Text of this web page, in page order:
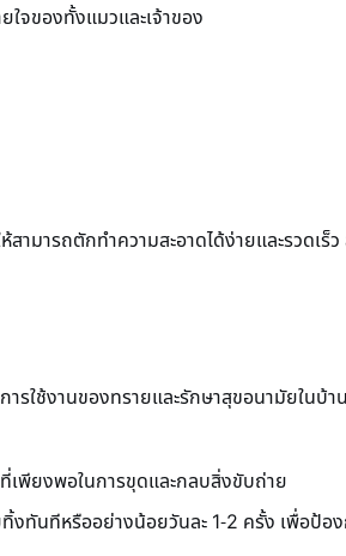
จของทั้งแมวและเจ้าของ
ามารถตักทำความสะอาดได้ง่ายและรวดเร็
รใช้งานของทรายและรักษาสุขอนามัยในบ้า
เพียงพอในการขุดและกลบสิ่งขับถ่าย
งทันทีหรืออย่างน้อยวันละ 1-2 ครั้ง เพื่อป้อ